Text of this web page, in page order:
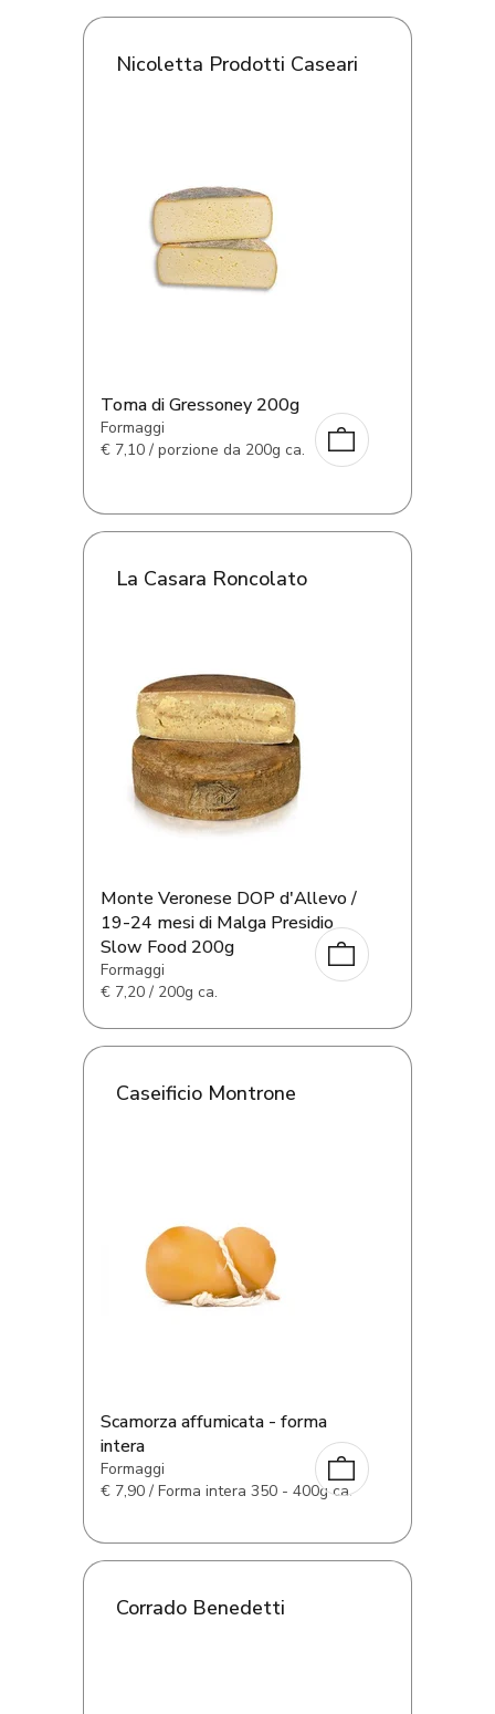
Nicoletta Prodotti Caseari
Toma di Gressoney 200g
Formaggi
€ 7,10 / porzione da 200g ca.
La Casara Roncolato
Monte Veronese DOP d'Allevo /
19-24 mesi di Malga Presidio
Slow Food 200g
Formaggi
€ 7,20 / 200g ca.
Caseificio Montrone
Scamorza affumicata - forma
intera
Formaggi
€ 7,90 / Forma intera 350 - 400g ca.
Corrado Benedetti